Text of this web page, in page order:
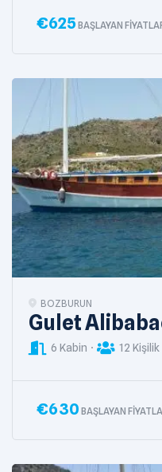
€625 BAŞLAYAN
BOZBURUN
Gulet
6 Kabin 12 Kişilik
€630 BAŞLAYAN